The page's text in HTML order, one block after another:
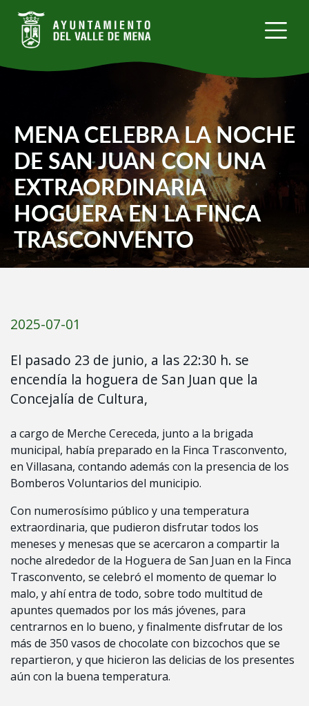
Pasar
contenido
MENA CELEBRA LA NOCHE
DE SAN JUAN CON UNA
EXTRAORDINARIA
HOGUERA EN LA FINCA
TRASCONVENTO
2025-07-01
El pasado 23 de junio, a las 22:30 h. se
encendía la hoguera de San Juan que la
Concejalía de Cultura,
a cargo de Merche Cereceda, junto a la brigada
municipal, había preparado en la Finca Trasconvento,
en Villasana, contando además con la presencia de los
Bomberos Voluntarios del municipio.
Con numerosísimo público y una temperatura
extraordinaria, que pudieron disfrutar todos los
meneses y menesas que se acercaron a compartir la
noche alrededor de la Hoguera de San Juan en la Finca
Trasconvento, se celebró el momento de quemar lo
malo, y ahí entra de todo, sobre todo multitud de
apuntes quemados por los más jóvenes, para
centrarnos en lo bueno, y finalmente disfrutar de los
más de 350 vasos de chocolate con bizcochos que se
repartieron, y que hicieron las delicias de los presentes
aún con la buena temperatura.